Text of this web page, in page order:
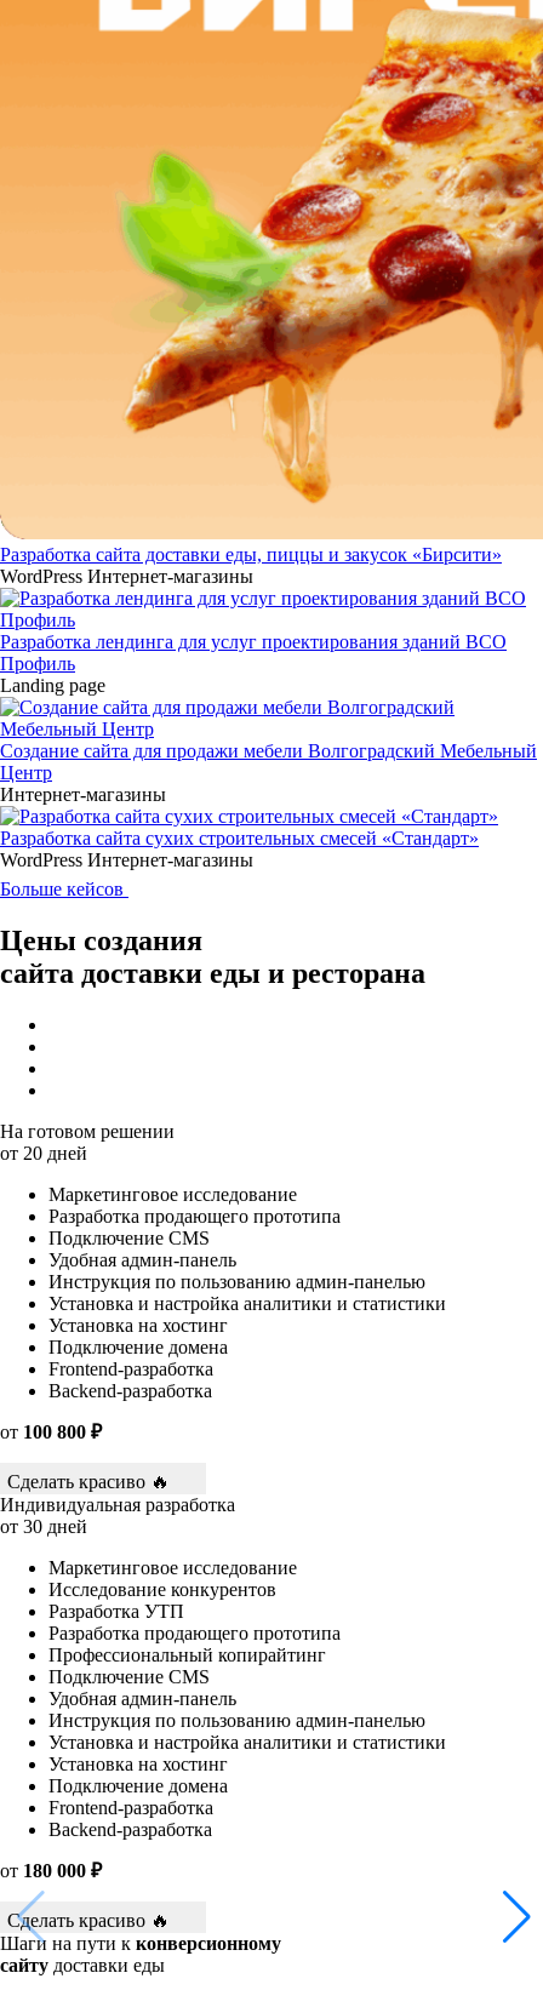
Разработка сайта доставки еды, пиццы и закусок «Бирсити»
WordPress Интернет-магазины
Разработка лендинга для услуг проектирования зданий ВСО
Профиль
Landing page
Создание сайта для продажи мебели Волгоградский Мебельный
Центр
Интернет-магазины
Разработка сайта сухих строительных смесей «Стандарт»
WordPress Интернет-магазины
Больше кейсов
Цены создания
сайта доставки еды и ресторана
На готовом решении
от 20 дней
Маркетинговое исследование
Разработка продающего прототипа
Подключение CMS
Удобная админ-панель
Инструкция по пользованию админ-панелью
Установка и настройка аналитики и статистики
Установка на хостинг
Подключение домена
Frontend-разработка
Backend-разработка
от 100 800 ₽
Сделать красиво 🔥
Индивидуальная разработка
от 30 дней
Маркетинговое исследование
Исследование конкурентов
Разработка УТП
Разработка продающего прототипа
Профессиональный копирайтинг
Подключение CMS
Удобная админ-панель
Инструкция по пользованию админ-панелью
Установка и настройка аналитики и статистики
Установка на хостинг
Подключение домена
Frontend-разработка
Backend-разработка
от 180 000 ₽
Сделать красиво 🔥
Шаги на пути к конверсионному
сайту доставки еды